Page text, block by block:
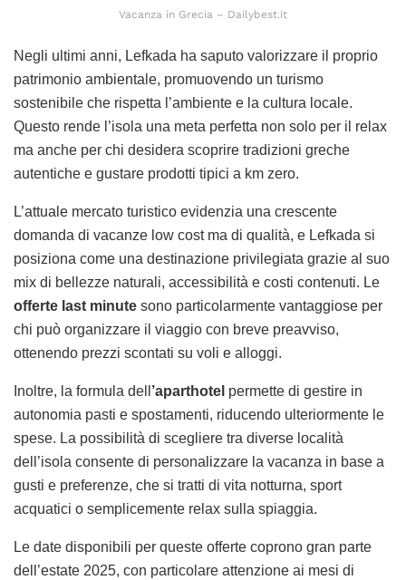
Vacanza in Grecia – Dailybest.it
Negli ultimi anni, Lefkada ha saputo valorizzare il proprio
patrimonio ambientale, promuovendo un turismo
sostenibile che rispetta l’ambiente e la cultura locale.
Questo rende l’isola una meta perfetta non solo per il relax
ma anche per chi desidera scoprire tradizioni greche
autentiche e gustare prodotti tipici a km zero.
L’attuale mercato turistico evidenzia una crescente
domanda di vacanze low cost ma di qualità, e Lefkada si
posiziona come una destinazione privilegiata grazie al suo
mix di bellezze naturali, accessibilità e costi contenuti. Le
offerte last minute sono particolarmente vantaggiose per
chi può organizzare il viaggio con breve preavviso,
ottenendo prezzi scontati su voli e alloggi.
Inoltre, la formula dell ’aparthotel permette di gestire in
autonomia pasti e spostamenti, riducendo ulteriormente le
spese. La possibilità di scegliere tra diverse località
dell’isola consente di personalizzare la vacanza in base a
gusti e preferenze, che si tratti di vita notturna, sport
acquatici o semplicemente relax sulla spiaggia.
Le date disponibili per queste offerte coprono gran parte
dell’estate 2025, con particolare attenzione ai mesi di